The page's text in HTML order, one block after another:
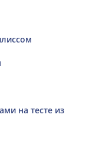
на тесте из